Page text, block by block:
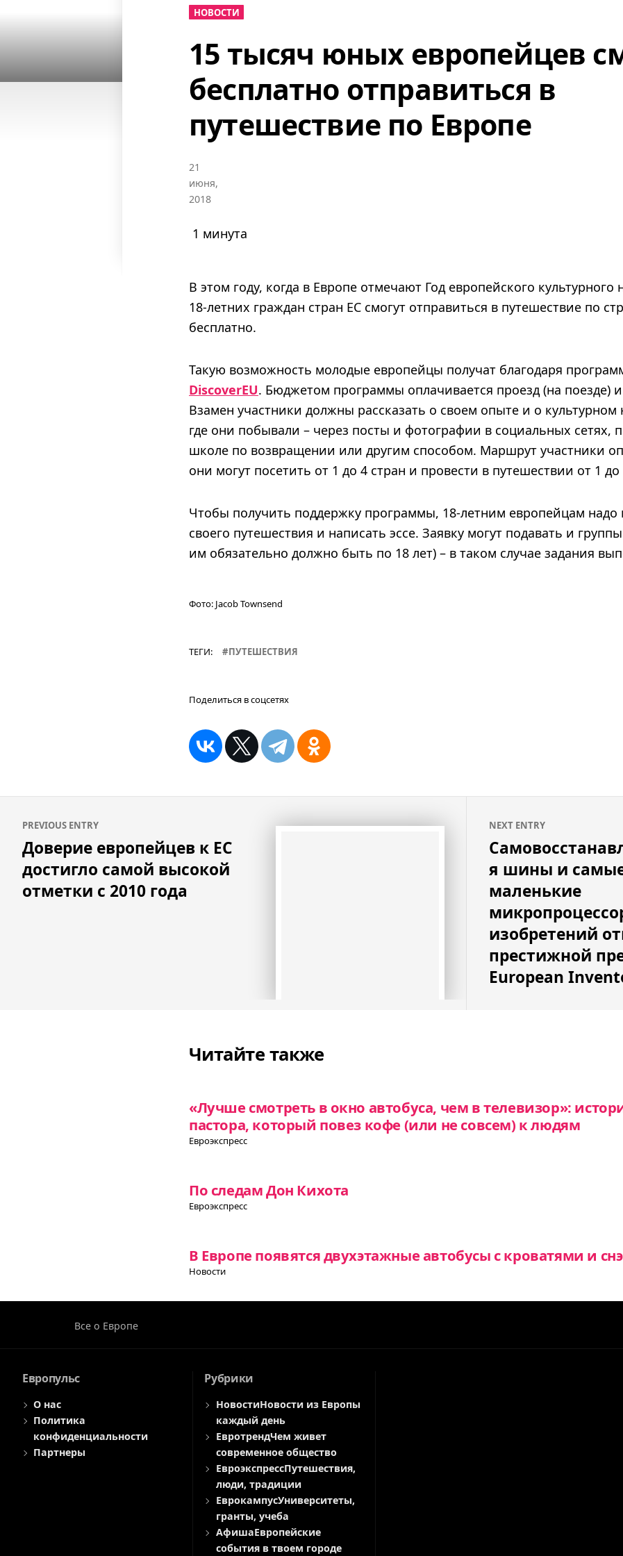
НОВОСТИ
15 тысяч юных европейцев
бесплатно отправиться в
путешествие по Европе
21
июня,
2018
1 минута
В этом году, когда в Европе отмечают Год европейского культурного
18-летних граждан стран ЕС смогут отправиться в путешествие по
бесплатно.
Такую возможность молодые европейцы получат благодаря
DiscoverEU. Бюджетом программы оплачивается проезд (на поезде)
Взамен участники должны рассказать о своем опыте и о культурном
где они побывали – через посты и фотографии в социальных сетях,
школе по возвращении или другим способом. Маршрут участники
они могут посетить от 1 до 4 стран и провести в путешествии от 1
Чтобы получить поддержку программы, 18-летним европейцам надо
своего путешествия и написать эссе. Заявку могут подавать и
им обязательно должно быть по 18 лет) – в таком случае задания
Фото: Jacob Townsend
ТЕГИ: ПУТЕШЕСТВИЯ
Поделиться в соцсетях
по
записям
PREVIOUS ENTRY
Доверие европейцев к ЕС
достигло самой высокой
отметки с 2010 года
NEXT ENTRY
я шины и
маленькие
изобретений
престижной
European
Читайте также
«Лучше смотреть в окно автобуса, чем в телевизор»:
пастора, который повез кофе (или не совсем) к людям
Евроэкспресс
По следам Дон Кихота
Евроэкспресс
В Европе появятся двухэтажные автобусы с кроватями и
Новости
Все о Европе
Европульс
О нас
Политика
конфиденциальности
Партнеры
Рубрики
НовостиНовости из Европы
каждый день
ЕвротрендЧем живет
современное общество
ЕвроэкспрессПутешествия,
люди, традиции
ЕврокампусУниверситеты,
гранты, учеба
АфишаЕвропейские
события в твоем городе